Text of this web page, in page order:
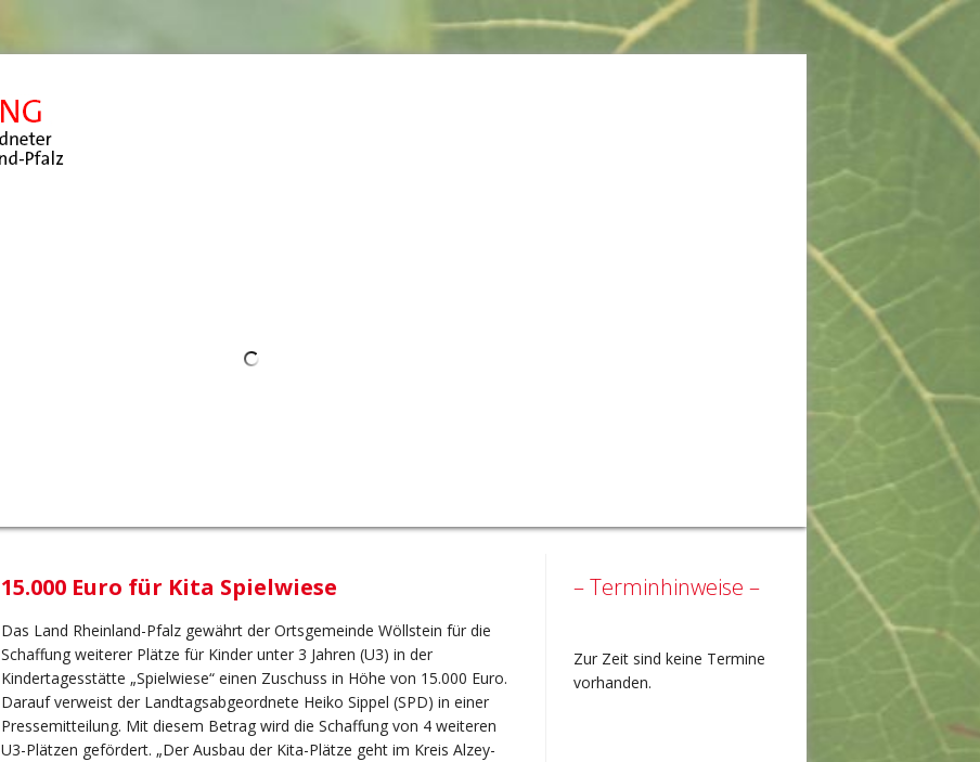
15.000 Euro für Kita Spielwiese
Das Land Rheinland-Pfalz gewährt der Ortsgemeinde Wöllstein für die
Schaffung weiterer Plätze für Kinder unter 3 Jahren (U3) in der
Kindertagesstätte „Spielwiese“ einen Zuschuss in Höhe von 15.000 Euro.
Darauf verweist der Landtagsabgeordnete Heiko Sippel (SPD) in einer
Pressemitteilung. Mit diesem Betrag wird die Schaffung von 4 weiteren
U3-Plätzen gefördert. „Der Ausbau der Kita-Plätze geht im Kreis Alzey-
– Terminhinweise –
Zur Zeit sind keine Termine
vorhanden.